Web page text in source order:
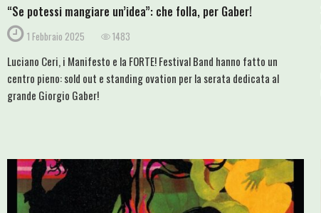
“Se potessi mangiare un’idea”: che folla, per Gaber!
1 Febbraio 2025 1483
Luciano Ceri, i Manifesto e la FORTE! Festival Band hanno fatto un
centro pieno: sold out e standing ovation per la serata dedicata al
grande Giorgio Gaber!